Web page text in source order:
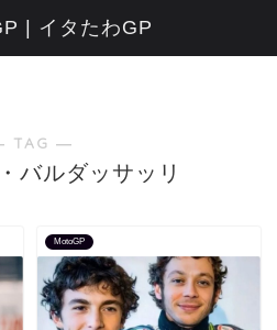
TAG ―
バルダッサッリ
MotoGP
| イタたわGP